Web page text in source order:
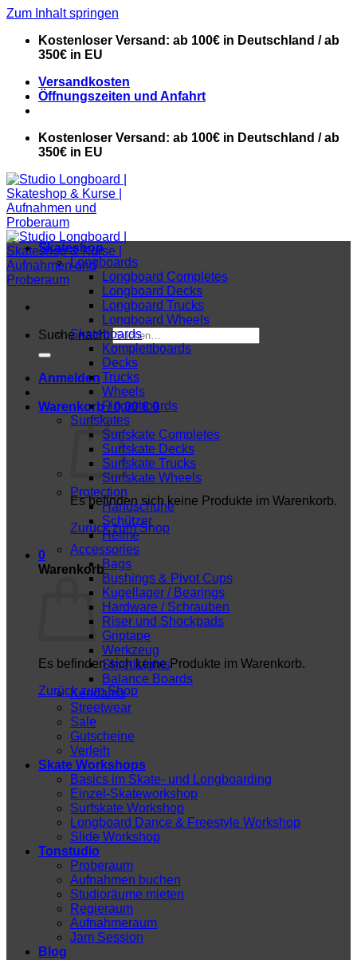
Zum Inhalt springen
Kostenloser Versand: ab 100€ in Deutschland / ab
350€ in EU
Versandkosten
Öffnungszeiten und Anfahrt
Kostenloser Versand: ab 100€ in Deutschland / ab
350€ in EU
Suche nach:
Anmelden
Warenkorb /0,00€ 0
Es befinden sich keine Produkte im Warenkorb.
Zurück zum Shop
0
Warenkorb
Es befinden sich keine Produkte im Warenkorb.
Zurück zum Shop
Skateshop
Longboards
Longboard Completes
Longboard Decks
Longboard Trucks
Longboard Wheels
Skateboards
Komplettboards
Decks
Trucks
Wheels
Fingerboards
Surfskates
Surfskate Completes
Surfskate Decks
Surfskate Trucks
Surfskate Wheels
Protection
Handschuhe
Schützer
Helme
Accessories
Bags
Bushings & Pivot Cups
Kugellager / Bearings
Hardware / Schrauben
Riser und Shockpads
Griptape
Werkzeug
ShredLights
Balance Boards
Kendama
Streetwear
Sale
Gutscheine
Verleih
Skate Workshops
Basics im Skate- und Longboarding
Einzel-Skateworkshop
Surfskate Workshop
Longboard Dance & Freestyle Workshop
Slide Workshop
Tonstudio
Proberaum
Aufnahmen buchen
Studioräume mieten
Regieraum
Aufnahmeraum
Jam Session
Blog